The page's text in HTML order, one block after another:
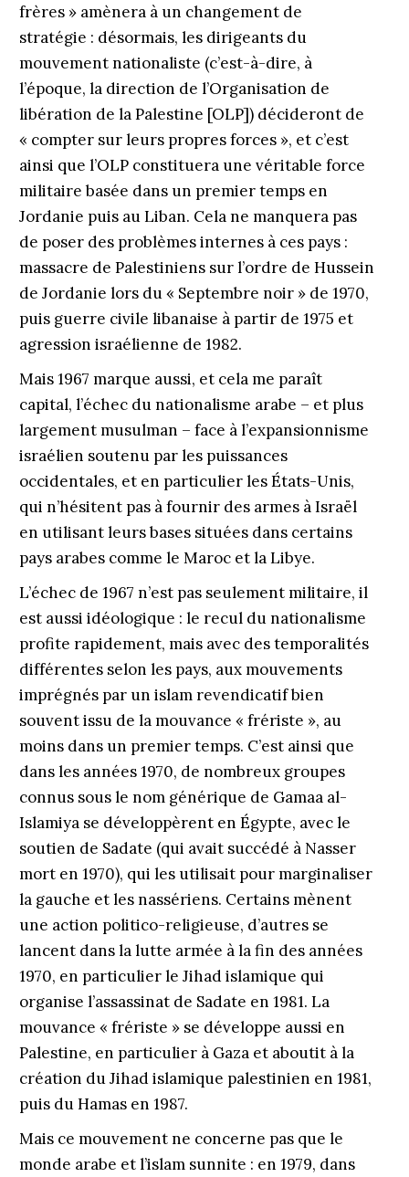
frères » amènera à un changement de
stratégie : désormais, les dirigeants du
mouvement nationaliste (c’est-à-dire, à
l’époque, la direction de l’Organisation de
libération de la Palestine [OLP]) décideront de
« compter sur leurs propres forces », et c’est
ainsi que l’OLP constituera une véritable force
militaire basée dans un premier temps en
Jordanie puis au Liban. Cela ne manquera pas
de poser des problèmes internes à ces pays :
massacre de Palestiniens sur l’ordre de Hussein
de Jordanie lors du « Septembre noir » de 1970,
puis guerre civile libanaise à partir de 1975 et
agression israélienne de 1982.
Mais 1967 marque aussi, et cela me paraît
capital, l’échec du nationalisme arabe – et plus
largement musulman – face à l’expansionnisme
israélien soutenu par les puissances
occidentales, et en particulier les États-Unis,
qui n’hésitent pas à fournir des armes à Israël
en utilisant leurs bases situées dans certains
pays arabes comme le Maroc et la Libye.
L’échec de 1967 n’est pas seulement militaire, il
est aussi idéologique : le recul du nationalisme
profite rapidement, mais avec des temporalités
différentes selon les pays, aux mouvements
imprégnés par un islam revendicatif bien
souvent issu de la mouvance « frériste », au
moins dans un premier temps. C’est ainsi que
dans les années 1970, de nombreux groupes
connus sous le nom générique de Gamaa al-
Islamiya se développèrent en Égypte, avec le
soutien de Sadate (qui avait succédé à Nasser
mort en 1970), qui les utilisait pour marginaliser
la gauche et les nassériens. Certains mènent
une action politico-religieuse, d’autres se
lancent dans la lutte armée à la fin des années
1970, en particulier le Jihad islamique qui
organise l’assassinat de Sadate en 1981. La
mouvance « frériste » se développe aussi en
Palestine, en particulier à Gaza et aboutit à la
création du Jihad islamique palestinien en 1981,
puis du Hamas en 1987.
Mais ce mouvement ne concerne pas que le
monde arabe et l’islam sunnite : en 1979, dans